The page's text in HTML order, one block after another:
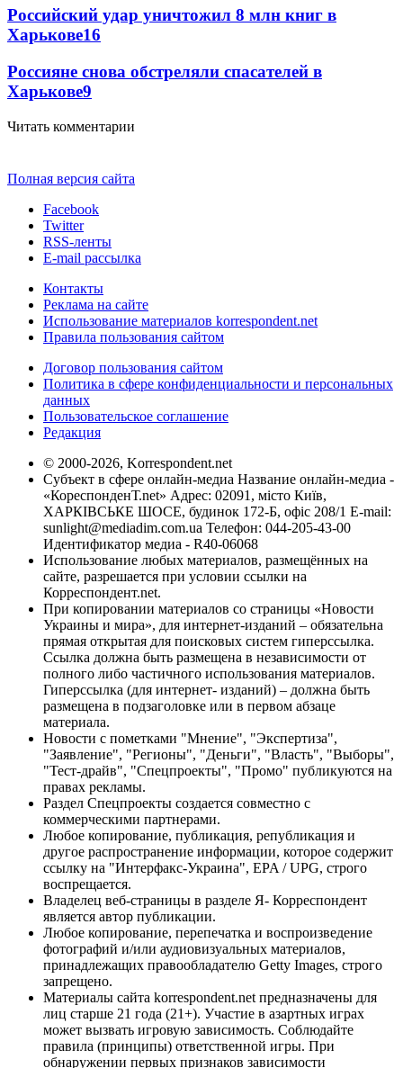
Российский удар уничтожил 8 млн книг в
Харькове16
Россияне снова обстреляли спасателей в
Харькове9
Читать комментарии
Полная версия сайта
Facebook
Twitter
RSS-ленты
E-mail рассылка
Контакты
Реклама на сайте
Использование материалов korrespondent.net
Правила пользования сайтом
Договор пользования сайтом
Политика в сфере конфиденциальности и персональных
данных
Пользовательское соглашение
Редакция
© 2000-2026, Korrespondent.net
Субъект в сфере онлайн-медиа Название онлайн-медиа -
«КореспонденТ.net» Адрес: 02091, місто Київ,
ХАРКІВСЬКЕ ШОСЕ, будинок 172-Б, офіс 208/1 E-mail:
sunlight@mediadim.com.ua Телефон: 044-205-43-00
Идентификатор медиа - R40-06068
Использование любых материалов, размещённых на
сайте, разрешается при условии ссылки на
Корреспондент.net.
При копировании материалов со страницы «Новости
Украины и мира», для интернет-изданий – обязательна
прямая открытая для поисковых систем гиперссылка.
Ссылка должна быть размещена в независимости от
полного либо частичного использования материалов.
Гиперссылка (для интернет- изданий) – должна быть
размещена в подзаголовке или в первом абзаце
материала.
Новости с пометками "Мнение", "Экспертиза",
"Заявление", "Регионы", "Деньги", "Власть", "Выборы",
"Тест-драйв", "Спецпроекты", "Промо" публикуются на
правах рекламы.
Раздел Спецпроекты создается совместно с
коммерческими партнерами.
Любое копирование, публикация, републикация и
другое распространение информации, которое содержит
ссылку на "Интерфакс-Украина", EPA / UPG, строго
воспрещается.
Владелец веб-страницы в разделе Я- Корреспондент
является автор публикации.
Любое копирование, перепечатка и воспроизведение
фотографий и/или аудиовизуальных материалов,
принадлежащих правообладателю Getty Images, строго
запрещено.
Материалы сайта korrespondent.net предназначены для
лиц старше 21 года (21+). Участие в азартных играх
может вызвать игровую зависимость. Соблюдайте
правила (принципы) ответственной игры. При
обнаружении первых признаков зависимости